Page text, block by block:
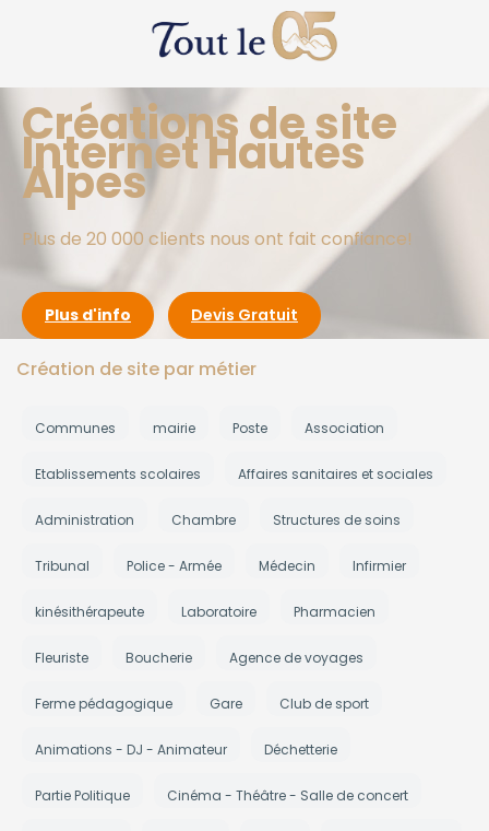
Créations de site
Internet Hautes
Alpes
Plus de 20 000 clients nous ont fait confiance!
Plus d'info Devis Gratuit
Création de site par métier
Communes mairie Poste Association
Etablissements scolaires Affaires sanitaires et sociales
Administration Chambre Structures de soins
Tribunal Police - Armée Médecin Infirmier
kinésithérapeute Laboratoire Pharmacien
Fleuriste Boucherie Agence de voyages
Ferme pédagogique Gare Club de sport
Animations - DJ - Animateur Déchetterie
Partie Politique Cinéma - Théâtre - Salle de concert